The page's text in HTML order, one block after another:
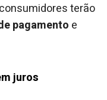
terão
pagamento e
juros